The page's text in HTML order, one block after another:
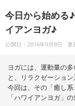
子
今日から始める
イアンヨガ♪
公開日：2016年9月9日 更
ヨガには、運動量の
と、リラクゼーショ
今回は、その「癒し
「ハワイアンヨガ」